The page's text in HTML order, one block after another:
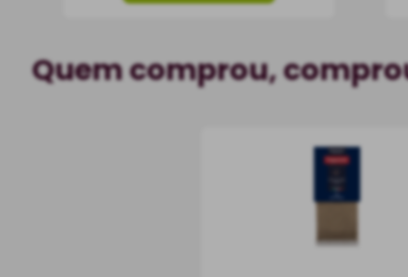
Quem comprou,